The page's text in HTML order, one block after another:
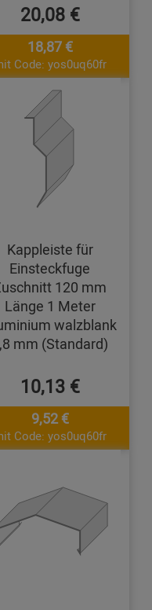
20,08 €
18,87 €
Code: yos0uq60fr
Kappleiste für
Einsteckfuge
120 mm
Länge 1 Meter
walzblank
mm (Standard)
10,13 €
9,52 €
Code: yos0uq60fr